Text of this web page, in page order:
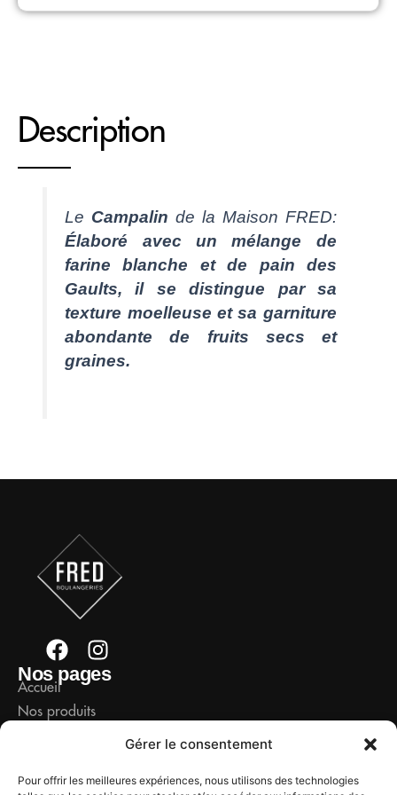
Gérer le consentement
Pour offrir les meilleures expériences, nous utilisons des technologies
Description
Le Campalin de la Maison FRED:
Élaboré avec un mélange de
farine blanche et de pain des
Gaults, il se distingue par sa
texture moelleuse et sa garniture
abondante de fruits secs et
graines.
F
a
c
e
o
I
n
t
r
Nos pages
Accueil
Nos produits
Liens rapides
Mentions légales